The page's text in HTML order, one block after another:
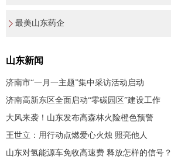
最美山东药企
山东新闻
济南市“一月一主题”集中采访活动启动
济南高新东区全面启动“零碳园区”建设工作
大风来袭！山东发布高森林火险橙色预警
王世立：用行动点燃爱心火烛 照亮他人
山东对氢能源车免收高速费 释放怎样的信号？